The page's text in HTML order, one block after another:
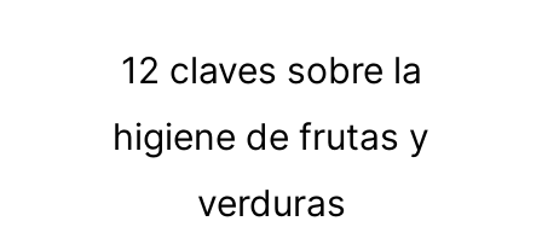
12 claves sobre la
higiene de frutas y
verduras